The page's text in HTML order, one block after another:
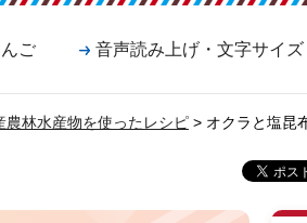
ご 音声読み上げ・文字サイズ
農林水産物を使ったレシピ > オクラと塩昆